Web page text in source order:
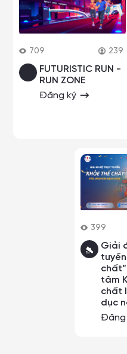
709 239
FUTURISTIC RUN -
RUN ZONE
Đăng ký
399
Giải
tâm
chất
dục
Đăng